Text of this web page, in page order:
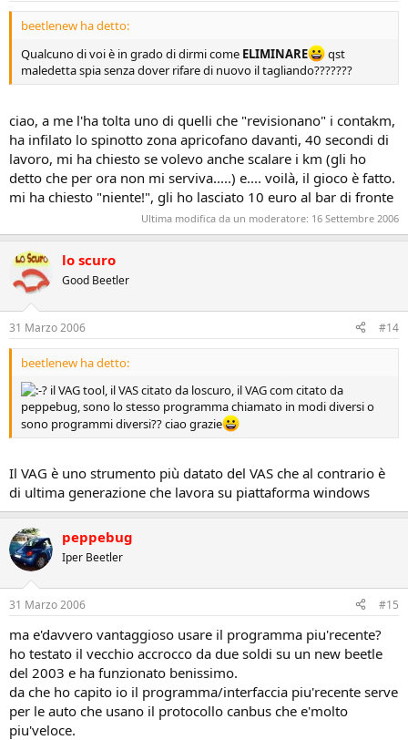
beetlenew ha detto:
Qualcuno di voi è in grado di dirmi come ELIMINARE
qst
maledetta spia senza dover rifare di nuovo il tagliando???????
ciao, a me l'ha tolta uno di quelli che "revisionano" i contakm,
ha infilato lo spinotto zona apricofano davanti, 40 secondi di
lavoro, mi ha chiesto se volevo anche scalare i km (gli ho
detto che per ora non mi serviva.....) e.... voilà, il gioco è fatto.
mi ha chiesto "niente!", gli ho lasciato 10 euro al bar di fronte
Ultima modifica da un moderatore: 16 Settembre 2006
lo scuro
Good Beetler
31 Marzo 2006 #14
beetlenew ha detto:
il VAG tool, il VAS citato da loscuro, il VAG com citato da
peppebug, sono lo stesso programma chiamato in modi diversi o
sono programmi diversi?? ciao grazie
Il VAG è uno strumento più datato del VAS che al contrario è
di ultima generazione che lavora su piattaforma windows
peppebug
Iper Beetler
31 Marzo 2006 #15
ma e'davvero vantaggioso usare il programma piu'recente?
ho testato il vecchio accrocco da due soldi su un new beetle
del 2003 e ha funzionato benissimo.
da che ho capito io il programma/interfaccia piu'recente serve
per le auto che usano il protocollo canbus che e'molto
piu'veloce.